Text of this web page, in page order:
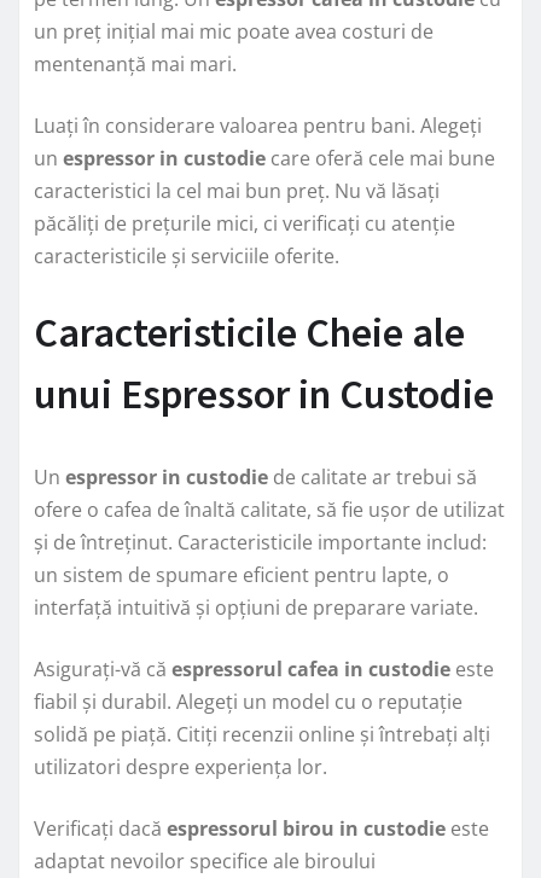
un preț inițial mai mic poate avea costuri de
mentenanță mai mari.
Luați în considerare valoarea pentru bani. Alegeți
un espressor in custodie care oferă cele mai bune
caracteristici la cel mai bun preț. Nu vă lăsați
păcăliți de prețurile mici, ci verificați cu atenție
caracteristicile și serviciile oferite.
Caracteristicile Cheie ale
unui Espressor in Custodie
Un espressor in custodie de calitate ar trebui să
ofere o cafea de înaltă calitate, să fie ușor de utilizat
și de întreținut. Caracteristicile importante includ:
un sistem de spumare eficient pentru lapte, o
interfață intuitivă și opțiuni de preparare variate.
Asigurați-vă că espressorul cafea in custodie este
fiabil și durabil. Alegeți un model cu o reputație
solidă pe piață. Citiți recenzii online și întrebați alți
utilizatori despre experiența lor.
Verificați dacă espressorul birou in custodie este
adaptat nevoilor specifice ale biroului